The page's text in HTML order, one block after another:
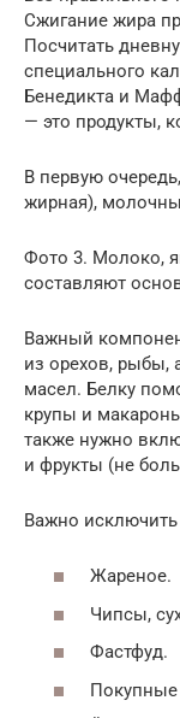
Сжигание жира
Посчитать
специального
Бенедикта и
— это продукты,
В первую
жирная),
Фото 3. Молоко,
составляют
Важный
из орехов, рыбы,
масел. Белку
крупы и
также нужно
и фрукты (не
Важно исключить
Жареное.
Чипсы,
Фастфуд.
Покупные